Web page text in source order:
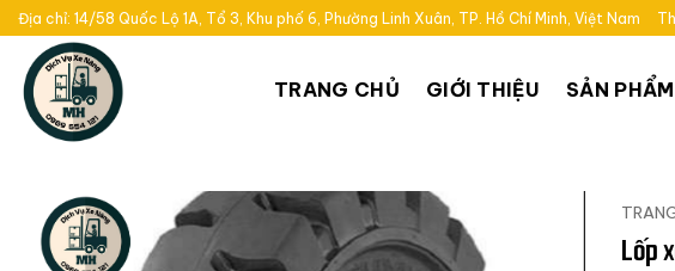
Bỏ
qua
nội
dung
Địa chỉ: 14/58 Quốc Lộ 1A, Tổ 3, Khu phố 6, Phường Linh Xuân, TP. Hồ Chí Minh, Việt Nam
TRANG CHỦ GIỚI THIỆU SẢN
Lốp